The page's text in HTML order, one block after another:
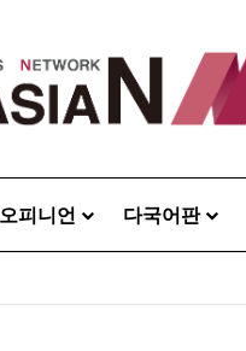
오피니언 다국어판